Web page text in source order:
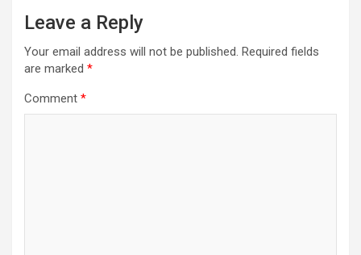
Leave a Reply
Your email address will not be published. Required fields
are marked *
Comment *